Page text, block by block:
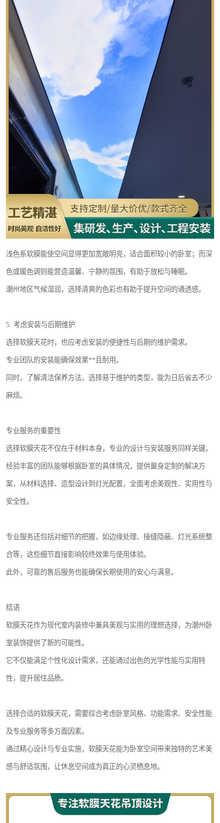
浅色系软膜能使空间显得更加宽敞明亮，适合面积较小的卧室；而深
色或暖色调则能营造温馨、宁静的氛围，有助于放松与睡眠。
潮州地区气候湿润，选择清爽的色彩也有助于提升空间的通透感。
5. 考虑安装与后期维护
选择软膜天花时，也应考虑安装的便捷性与后期的维护需求。
专业团队的安装能确保效果**且耐用。
同时，了解清洁保养方法，选择易于维护的类型，能为日后省去不少
麻烦。
专业服务的重要性
选择软膜天花不仅在于材料本身，专业的设计与安装服务同样关键。
经验丰富的团队能够根据卧室的具体情况，提供量身定制的解决方
案，从材料选择、造型设计到灯光配置，全面考虑美观性、实用性与
安全性。
专业服务还包括对细节的把握，如边缘处理、接缝隐蔽、灯光系统整
合等，这些细节直接影响较终效果与使用体验。
此外，可靠的售后服务也能确保长期使用的安心与满意。
结语
软膜天花作为现代室内装修中兼具美观与实用的理想选择，为潮州卧
室装饰提供了新的可能性。
它不仅能满足个性化设计需求，还能通过出色的光学性能与实用特
性，提升居住品质。
选择合适的软膜天花，需要综合考虑卧室风格、功能需求、安全性能
及专业服务等多方面因素。
通过精心设计与专业实施，软膜天花能为卧室空间带来独特的艺术美
感与舒适氛围，让休息空间成为真正的心灵栖息地。